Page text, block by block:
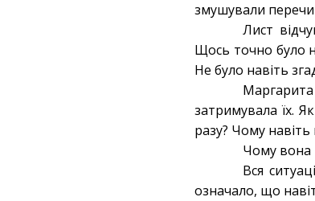
змушували
Лист
Щось точно було
Не було навіть
затримувала їх.
разу? Чому
Чому вона
Вся
означало, що